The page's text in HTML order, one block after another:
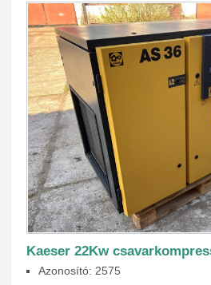
Kaeser 22Kw
Azonosító: 2575